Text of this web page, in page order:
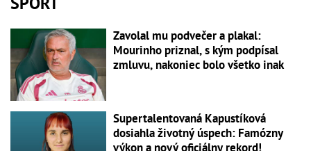
Zavolal mu podvečer a plakal:
Mourinho priznal, s kým podpísal
zmluvu, nakoniec bolo všetko inak
Supertalentovaná Kapustíková
dosiahla životný úspech: Famózny
výkon a nový oficiálny rekord!